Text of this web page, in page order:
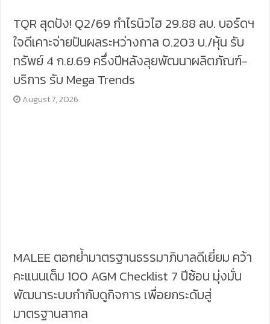
TQR สุดปัง! Q2/69 กำไรนิวไฮ 29.88 ลบ. บอร์ดฯ
ใจดีเคาะจ่ายปันผลระหว่างกาล 0.203 บ./หุ้น รับ
ทรัพย์ 4 ก.ย.69 ครึ่งปีหลังลุยพัฒนาผลิตภัณฑ์-
บริการ รับ Mega Trends
August 7, 2026
MALEE ตอกย้ำมาตรฐานธรรมาภิบาลดีเยี่ยม คว้า
คะแนนเต็ม 100 AGM Checklist 7 ปีซ้อน มุ่งมั่น
พัฒนาระบบกำกับดูกิจการ เพื่อยกระดับสู่
มาตรฐานสากล